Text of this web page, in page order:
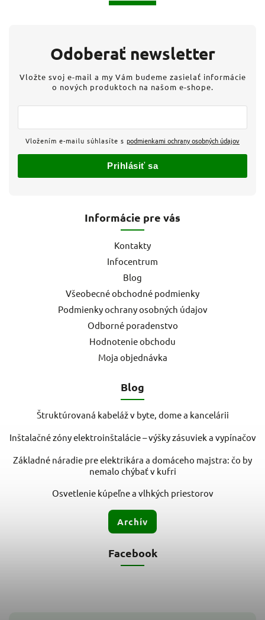
Informácie pre vás
Kontakty
Infocentrum
Blog
Všeobecné obchodné podmienky
Podmienky ochrany osobných údajov
Odborné poradenstvo
Hodnotenie obchodu
Moja objednávka
Blog
Štruktúrovaná kabeláž v byte, dome a kancelárii
Inštalačné zóny elektroinštalácie – výšky zásuviek a vypínačov
Základné náradie pre elektrikára a domáceho majstra: čo by
nemalo chýbať v kufri
Osvetlenie kúpeľne a vlhkých priestorov
Archív
Odoberať newsletter
Vložte svoj e-mail a my Vám budeme zasielať informácie
o nových produktoch na našom e-shope.
Vložením e-mailu súhlasíte s podmienkami ochrany osobných údajov
Prihlásiť sa
Facebook